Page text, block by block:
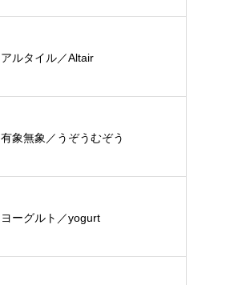
アルタイル／Altair
有象無象／うぞうむぞう
ヨーグルト／yogurt